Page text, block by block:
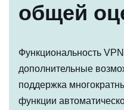
общей
Функциональность
дополнительные
поддержка
функции